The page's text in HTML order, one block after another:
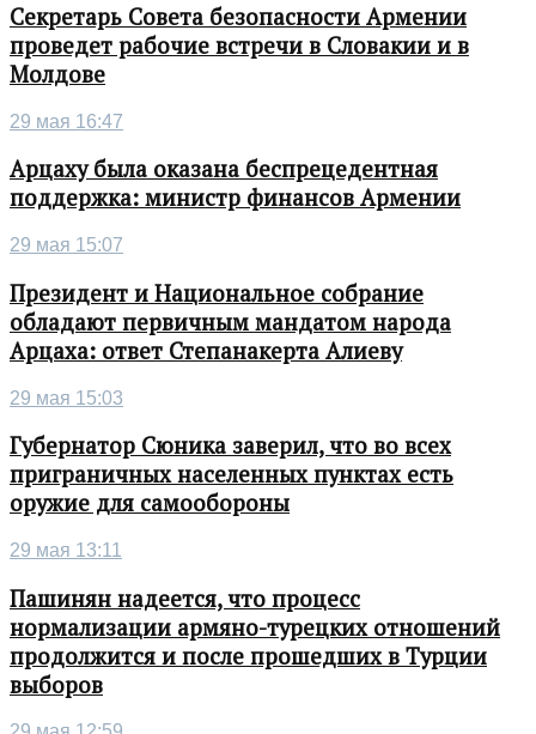
Секретарь Совета безопасности Армении
проведет рабочие встречи в Словакии и в
Молдове
29 мая 16:47
Арцаху была оказана беспрецедентная
поддержка: министр финансов Армении
29 мая 15:07
Президент и Национальное собрание
обладают первичным мандатом народа
Арцаха: ответ Степанакерта Алиеву
29 мая 15:03
Губернатор Сюника заверил, что во всех
приграничных населенных пунктах есть
оружие для самообороны
29 мая 13:11
Пашинян надеется, что процесс
нормализации армяно-турецких отношений
продолжится и после прошедших в Турции
выборов